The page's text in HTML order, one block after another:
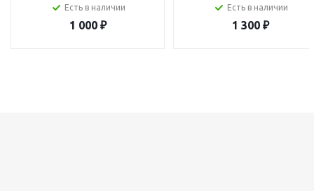
Есть в наличии
1 000₽
Есть в наличии
1 300₽